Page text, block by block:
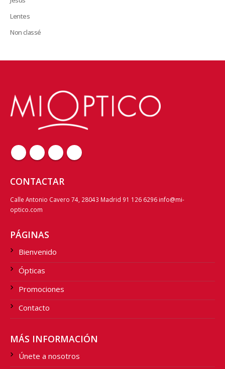
Lentes
Non classé
CONTACTAR
Calle Antonio Cavero 74, 28043 Madrid 91 126 6296 info@mi-
optico.com
PÁGINAS
Bienvenido
Ópticas
Promociones
Contacto
MÁS INFORMACIÓN
Únete a nosotros